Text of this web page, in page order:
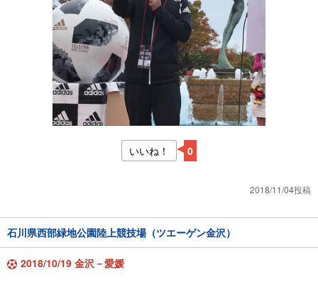
いいね！ 0
2018/11/04投稿
石川県西部緑地公園陸上競技場（ツエーゲン金沢）
2018/10/19 金沢－愛媛